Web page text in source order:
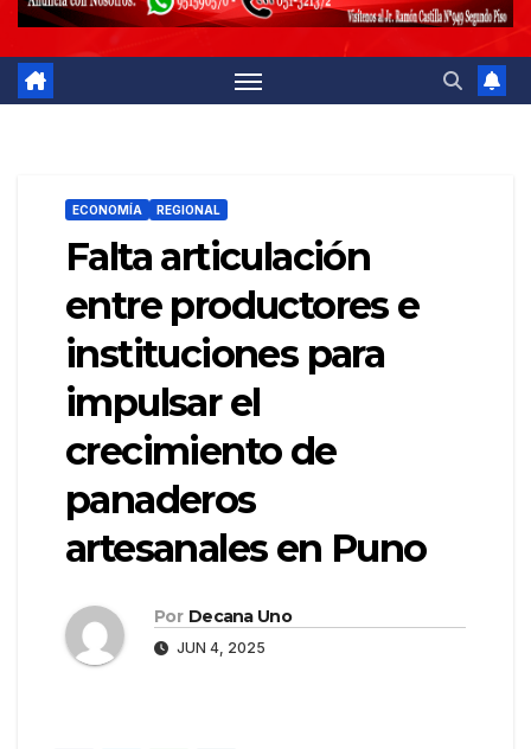
ECONOMÍA REGIONAL
Falta articulación
entre productores e
instituciones para
impulsar el
crecimiento de
panaderos
artesanales en Puno
Por Decana Uno
JUN 4, 2025